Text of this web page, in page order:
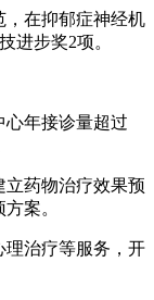
，在抑郁症神经机
进步奖2项。
心年接诊量超过
药物治疗效果预
案。
理治疗等服务，开